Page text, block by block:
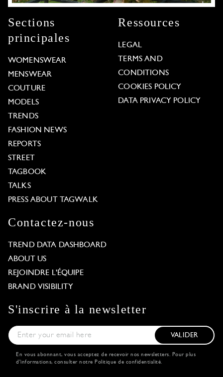
Sections
principales
WOMENSWEAR
MENSWEAR
COUTURE
MODELS
TRENDS
FASHION NEWS
REPORTS
STREET
TAGBOOK
TALKS
PRESS ABOUT TAGWALK
Ressources
LEGAL
TERMS AND
CONDITIONS
COOKIES POLICY
DATA PRIVACY POLICY
Contactez-nous
TREND DATA DASHBOARD
ABOUT US
REJOINDRE L'ÉQUIPE
BRAND VISIBILITY
S'inscrire à la newsletter
VALIDER
En vous abonnant, vous acceptez de recevoir nos newsletters. Pour plus
d'informations, consulter notre Politique de confidentialité.